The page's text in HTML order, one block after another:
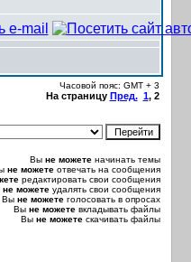
Часовой пояс: GMT + 3
На страницу Пред. 1, 2
Вы не можетеначинать темы
не можетеотвечать на сообщения
редактировать свои сообщения
не можетеудалять свои сообщения
Вы не можетеголосовать в опросах
Вы не можетевкладывать файлы
Вы не можетескачивать файлы